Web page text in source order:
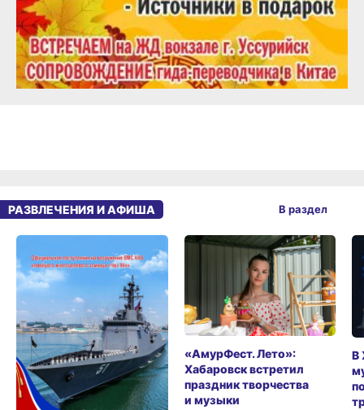
РАЗВЛЕЧЕНИЯ И АФИША
«АмурФест. Лето»:
Хабаровск встретил
праздник творчества
и музыки
В
В раздел